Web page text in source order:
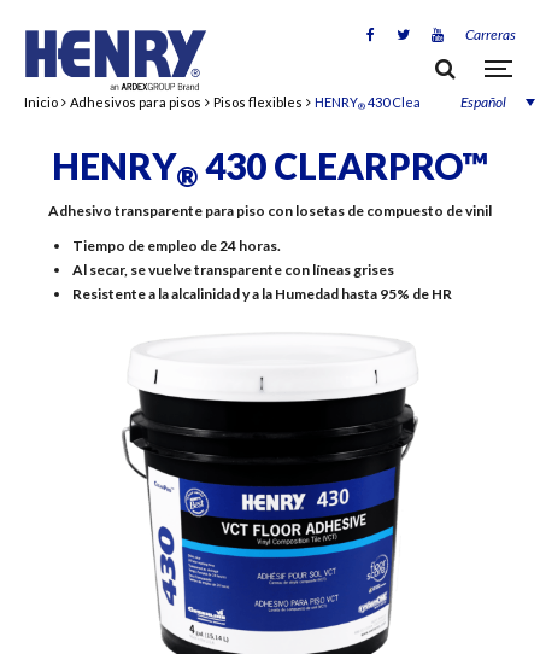
Carreras
Español
Inicio Adhesivos para pisos Pisos flexibles HENRY® 430 ClearPro™
HENRY® 430 CLEARPRO™
Adhesivo transparente para piso con losetas de compuesto de vinil
Tiempo de empleo de 24 horas.
Al secar, se vuelve transparente con líneas grises
Resistente a la alcalinidad y a la Humedad hasta 95% de HR